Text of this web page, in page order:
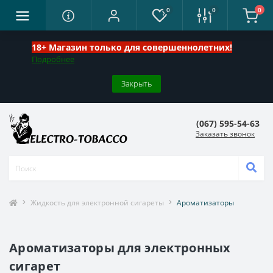
18+ Магазин только для совершеннолетних!
Подробнее
Закрыть
0 0 0
(067) 595-54-63
Заказать звонок
Жидкость для электронной сигареты Ароматизаторы
Ароматизаторы для электронных
сигарет